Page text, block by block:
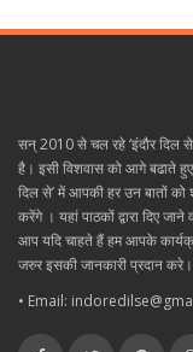
सन् 2010 से चल रहे ‘इंदौर दिल
है। इसी विशवास को आगे बढाते
दिल से’ में आपकी हर उन बातों
करेंगे । यहां पाठकों द्वारा दिए
आप यदि चाहते हैं हम आपके
जरुर इसकी जानकारी प्रदान करे।
• Email: